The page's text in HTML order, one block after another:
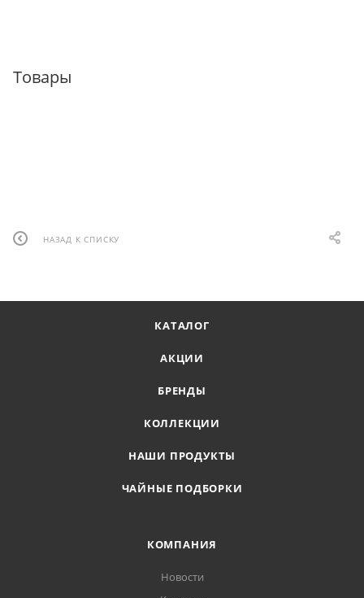
Товары
НАЗАД К СПИСКУ
КАТАЛОГ
АКЦИИ
БРЕНДЫ
КОЛЛЕКЦИИ
НАШИ ПРОДУКТЫ
ЧАЙНЫЕ ПОДБОРКИ
КОМПАНИЯ
Новости